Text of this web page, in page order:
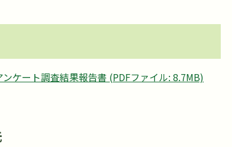
ケート調査結果報告書 (PDFファイル: 8.7MB)